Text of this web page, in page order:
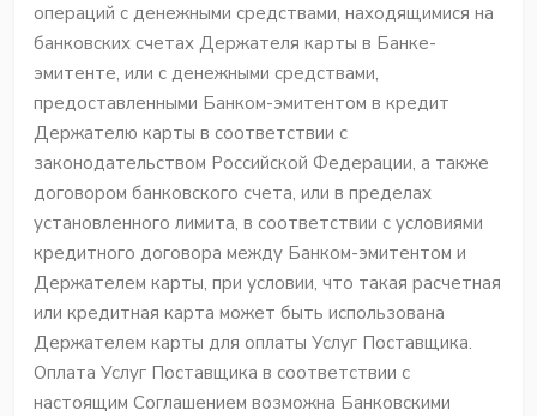
операций с денежными средствами, находящимися на
банковских счетах Держателя карты в Банке-
эмитенте, или с денежными средствами,
предоставленными Банком-эмитентом в кредит
Держателю карты в соответствии с
законодательством Российской Федерации, а также
договором банковского счета, или в пределах
установленного лимита, в соответствии с условиями
кредитного договора между Банком-эмитентом и
Держателем карты, при условии, что такая расчетная
или кредитная карта может быть использована
Держателем карты для оплаты Услуг Поставщика.
Оплата Услуг Поставщика в соответствии с
настоящим Соглашением возможна Банковскими